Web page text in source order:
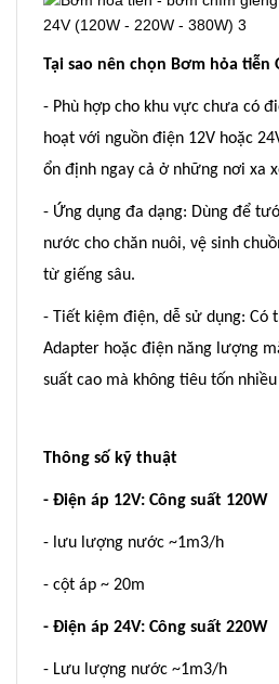
Tại sao nên chọn Bơm hỏa tiễn
- Phù hợp cho khu vực chưa có
hoạt với nguồn điện 12V hoặc
ổn định ngay cả ở những nơi xa
- Ứng dụng đa dạng: Dùng để
nước cho chăn nuôi, vệ sinh
từ giếng sâu.
- Tiết kiệm điện, dễ sử dụng: Có
Adapter hoặc điện năng lượng
suất cao mà không tiêu tốn
Thông số kỹ thuật
- Điện áp 12V: Công suất 120W
- lưu lượng nước ~1m3/h
- cột áp ~ 20m
- Điện áp 24V: Công suất 220W
- Lưu lượng nước ~1m3/h